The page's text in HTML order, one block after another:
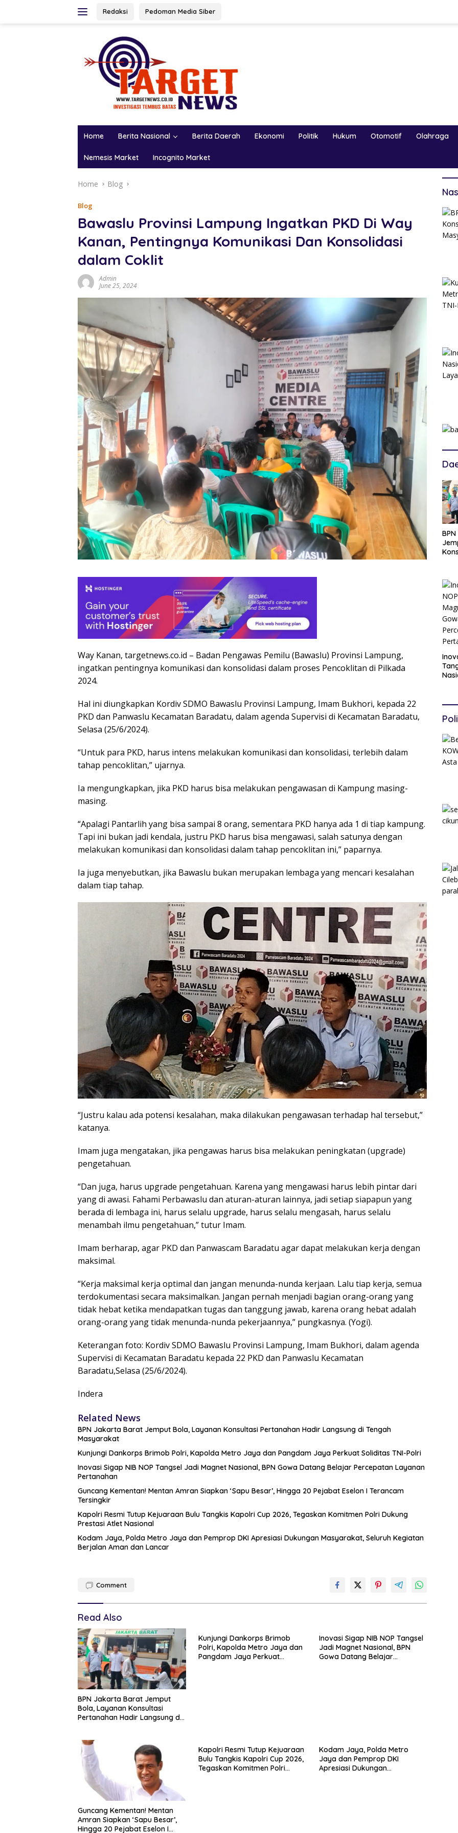
Redaksi Pedoman Media Siber
Home Berita Nasional Berita Daerah Ekonomi Politik Hukum Otomotif Olahraga
Nemesis Market Incognito Market
Home Blog
Blog
Bawaslu Provinsi Lampung Ingatkan PKD Di Way
Kanan, Pentingnya Komunikasi Dan Konsolidasi
dalam Coklit
Admin
June 25, 2024
Way Kanan, targetnews.co.id – Badan Pengawas Pemilu (Bawaslu) Provinsi Lampung,
ingatkan pentingnya komunikasi dan konsolidasi dalam proses Pencoklitan di Pilkada
2024.
Hal ini diungkapkan Kordiv SDMO Bawaslu Provinsi Lampung, Imam Bukhori, kepada 22
PKD dan Panwaslu Kecamatan Baradatu, dalam agenda Supervisi di Kecamatan Baradatu,
Selasa (25/6/2024).
“Untuk para PKD, harus intens melakukan komunikasi dan konsolidasi, terlebih dalam
tahap pencoklitan,” ujarnya.
Ia mengungkapkan, jika PKD harus bisa melakukan pengawasan di Kampung masing-
masing.
“Apalagi Pantarlih yang bisa sampai 8 orang, sementara PKD hanya ada 1 di tiap kampung.
Tapi ini bukan jadi kendala, justru PKD harus bisa mengawasi, salah satunya dengan
melakukan komunikasi dan konsolidasi dalam tahap pencoklitan ini,” paparnya.
Ia juga menyebutkan, jika Bawaslu bukan merupakan lembaga yang mencari kesalahan
dalam tiap tahap.
“Justru kalau ada potensi kesalahan, maka dilakukan pengawasan terhadap hal tersebut,”
katanya.
Imam juga mengatakan, jika pengawas harus bisa melakukan peningkatan (upgrade)
pengetahuan.
“Dan juga, harus upgrade pengetahuan. Karena yang mengawasi harus lebih pintar dari
yang di awasi. Fahami Perbawaslu dan aturan-aturan lainnya, jadi setiap siapapun yang
berada di lembaga ini, harus selalu upgrade, harus selalu mengasah, harus selalu
menambah ilmu pengetahuan,” tutur Imam.
Imam berharap, agar PKD dan Panwascam Baradatu agar dapat melakukan kerja dengan
maksimal.
“Kerja maksimal kerja optimal dan jangan menunda-nunda kerjaan. Lalu tiap kerja, semua
terdokumentasi secara maksimalkan. Jangan pernah menjadi bagian orang-orang yang
tidak hebat ketika mendapatkan tugas dan tanggung jawab, karena orang hebat adalah
orang-orang yang tidak menunda-nunda pekerjaannya,” pungkasnya. (Yogi).
Keterangan foto: Kordiv SDMO Bawaslu Provinsi Lampung, Imam Bukhori, dalam agenda
Supervisi di Kecamatan Baradatu kepada 22 PKD dan Panwaslu Kecamatan
Baradatu,Selasa (25/6/2024).
Indera
Related News
BPN Jakarta Barat Jemput Bola, Layanan Konsultasi Pertanahan Hadir Langsung di Tengah
Masyarakat
Kunjungi Dankorps Brimob Polri, Kapolda Metro Jaya dan Pangdam Jaya Perkuat Soliditas TNI-Polri
Inovasi Sigap NIB NOP Tangsel Jadi Magnet Nasional, BPN Gowa Datang Belajar Percepatan Layanan
Pertanahan
Guncang Kementan! Mentan Amran Siapkan ‘Sapu Besar’, Hingga 20 Pejabat Eselon I Terancam
Tersingkir
Kapolri Resmi Tutup Kejuaraan Bulu Tangkis Kapolri Cup 2026, Tegaskan Komitmen Polri Dukung
Prestasi Atlet Nasional
Kodam Jaya, Polda Metro Jaya dan Pemprop DKI Apresiasi Dukungan Masyarakat, Seluruh Kegiatan
Berjalan Aman dan Lancar
Comment
Read Also
BPN Jakarta Barat Jemput
Bola, Layanan Konsultasi
Pertanahan Hadir Langsung di
Kunjungi Dankorps Brimob
Polri, Kapolda Metro Jaya dan
Pangdam Jaya Perkuat
Inovasi Sigap NIB NOP Tangsel
Jadi Magnet Nasional, BPN
Gowa Datang Belajar
Guncang Kementan! Mentan
Amran Siapkan ‘Sapu Besar’,
Hingga 20 Pejabat Eselon I
Kapolri Resmi Tutup Kejuaraan
Bulu Tangkis Kapolri Cup 2026,
Tegaskan Komitmen Polri
Kodam Jaya, Polda Metro
Jaya dan Pemprop DKI
Apresiasi Dukungan